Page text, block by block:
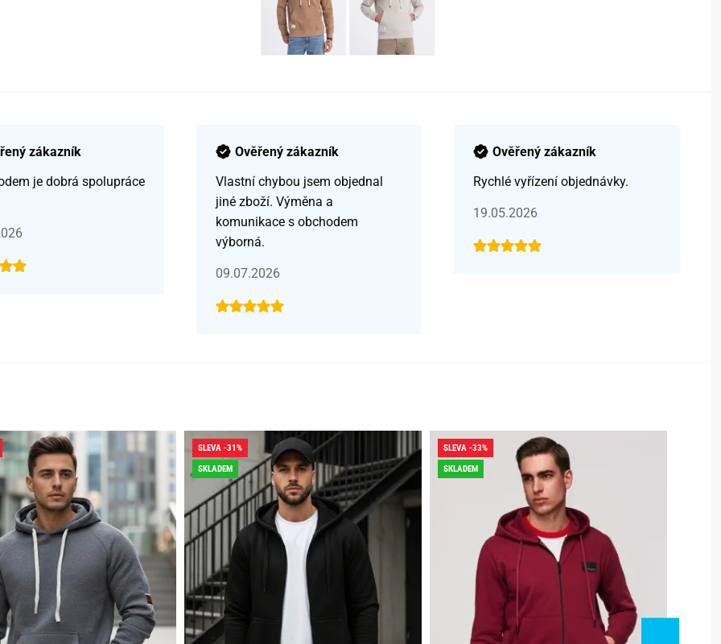
zákazník
je dobrá spolupráce
Ověřený zákazník
Vlastní chybou jsem objednal
jiné zboží. Výměna a
komunikace s obchodem
výborná.
09.07.2026
Ověřený zákazník
Rychlé vyřízení objednávky.
19.05.2026
SLEVA -31%
SKLADEM
SLEVA -33%
SKLADEM